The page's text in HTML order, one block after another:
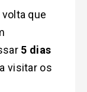
que
5 dias
visitar os